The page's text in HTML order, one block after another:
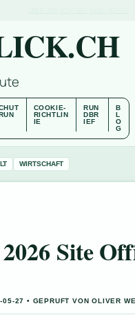
COOKIE-
RICHTLIN
IE
RUN
DBR
IEF
B
L
O
G
WIRTSCHAFT
2026 Site
27 • GEPRUFT VON OLIVER